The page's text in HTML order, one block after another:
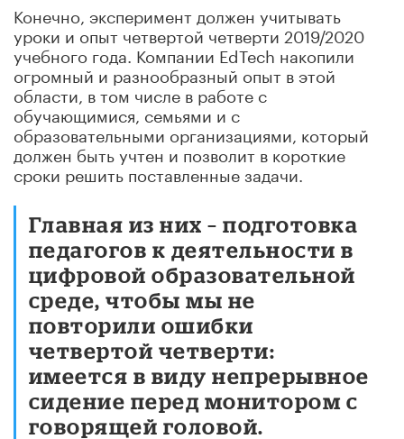
Конечно, эксперимент должен учитывать
уроки и опыт четвертой четверти 2019/2020
учебного года. Компании EdTech накопили
огромный и разнообразный опыт в этой
области, в том числе в работе с
обучающимися, семьями и с
образовательными организациями, который
должен быть учтен и позволит в короткие
сроки решить поставленные задачи.
Главная из них – подготовка
педагогов к деятельности в
цифровой образовательной
среде, чтобы мы не
повторили ошибки
четвертой четверти:
имеется в виду непрерывное
сидение перед монитором с
говорящей головой.